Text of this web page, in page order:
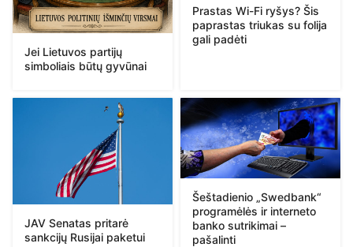
Jei Lietuvos partijų
simboliais būtų gyvūnai
Prastas Wi-Fi ryšys? Šis
paprastas triukas su folija
gali padėti
JAV Senatas pritarė
sankcijų Rusijai paketui
Šeštadienio „Swedbank“
programėlės ir interneto
banko sutrikimai –
pašalinti